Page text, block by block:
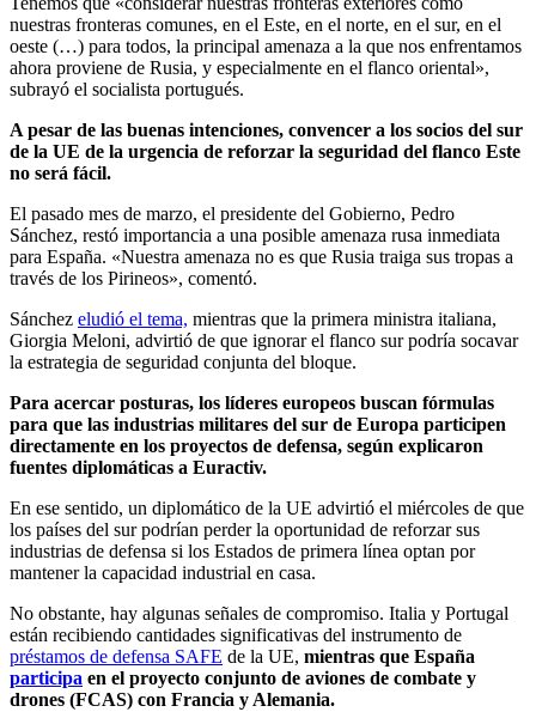
nuestras fronteras comunes, en el Este, en el norte, en el sur, en el
oeste (…) para todos, la principal amenaza a la que nos enfrentamos
ahora proviene de Rusia, y especialmente en el flanco oriental»,
subrayó el socialista portugués.
A pesar de las buenas intenciones, convencer a los socios del sur
de la UE de la urgencia de reforzar la seguridad del flanco Este
no será fácil.
El pasado mes de marzo, el presidente del Gobierno, Pedro
Sánchez, restó importancia a una posible amenaza rusa inmediata
para España. «Nuestra amenaza no es que Rusia traiga sus tropas a
través de los Pirineos», comentó.
Sánchez eludió el tema, mientras que la primera ministra italiana,
Giorgia Meloni, advirtió de que ignorar el flanco sur podría socavar
la estrategia de seguridad conjunta del bloque.
Para acercar posturas, los líderes europeos buscan fórmulas
para que las industrias militares del sur de Europa participen
directamente en los proyectos de defensa, según explicaron
fuentes diplomáticas a Euractiv.
En ese sentido, un diplomático de la UE advirtió el miércoles de que
los países del sur podrían perder la oportunidad de reforzar sus
industrias de defensa si los Estados de primera línea optan por
mantener la capacidad industrial en casa.
No obstante, hay algunas señales de compromiso. Italia y Portugal
están recibiendo cantidades significativas del instrumento de
préstamos de defensa SAFE de la UE, mientras que España
participa en el proyecto conjunto de aviones de combate y
drones (FCAS) con Francia y Alemania.